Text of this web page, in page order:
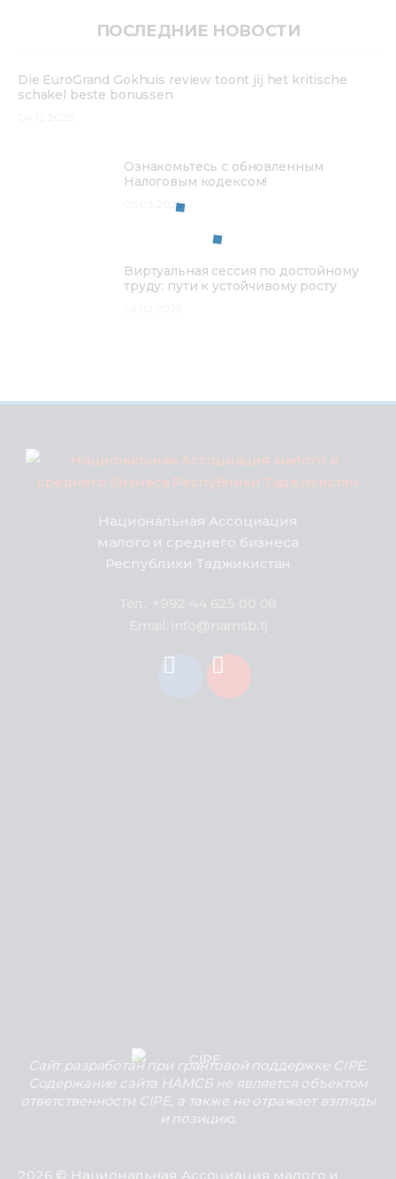
ПОСЛЕДНИЕ НОВОСТИ
Die EuroGrand Gokhuis review toont jij het kritische
schakel beste bonussen
Ознакомьтесь с обновленным
Налоговым кодексом!
05.03.2025
Виртуальная сессия по достойному
труду: пути к устойчивому росту
Национальная Ассоциация
малого и среднего бизнеса
Республики Таджикистан
Сайт разработан при грантовой поддержке CIPE.
Содержание сайта НАМСБ не является объектом
ответственности CIPE, а также не отражает взгляды
и позицию.
2026 © Национальная Ассоциация малого и